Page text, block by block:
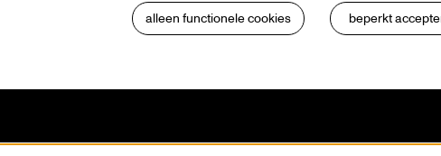
alleen functionele cookies beperkt